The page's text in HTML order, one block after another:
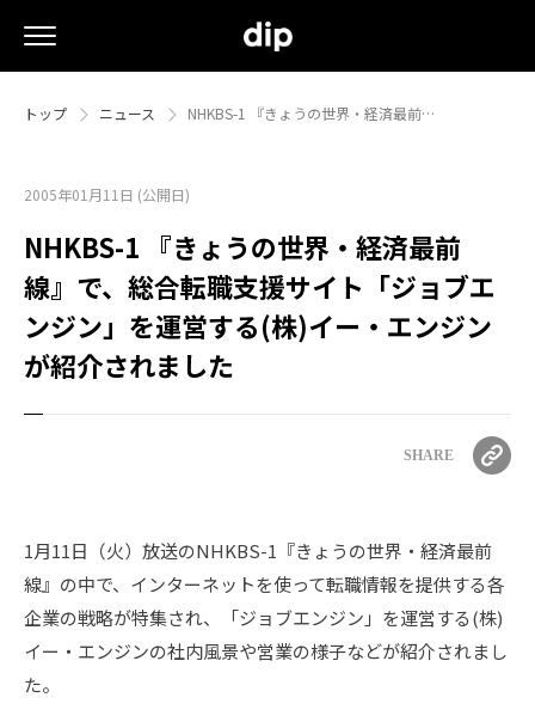
トップ ニュース NHKBS-1 『きょうの世界・経済最前…
2005年01月11日 (公開日)
NHKBS-1 『きょうの世界・経済最前
線』で、総合転職支援サイト「ジョブエ
ンジン」を運営する(株)イー・エンジン
が紹介されました
SHARE
1月11日（火）放送のNHKBS-1『きょうの世界・経済最前
線』の中で、インターネットを使って転職情報を提供する各
企業の戦略が特集され、「ジョブエンジン」を運営する(株)
イー・エンジンの社内風景や営業の様子などが紹介されまし
た。